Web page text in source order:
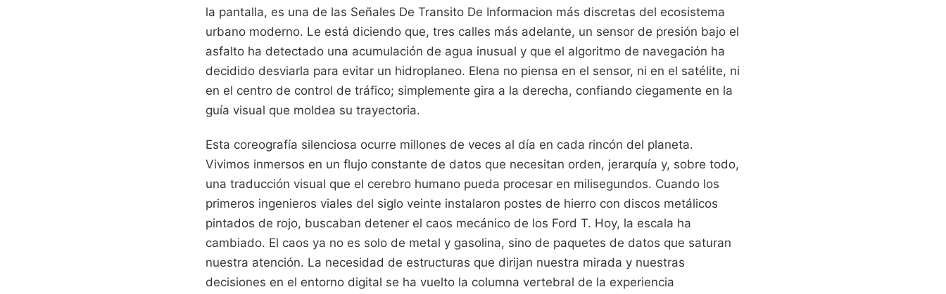
la pantalla, es una de las Señales De Transito De Informacion más discretas del ecosistema
urbano moderno. Le está diciendo que, tres calles más adelante, un sensor de presión bajo el
asfalto ha detectado una acumulación de agua inusual y que el algoritmo de navegación ha
decidido desviarla para evitar un hidroplaneo. Elena no piensa en el sensor, ni en el satélite, ni
en el centro de control de tráfico; simplemente gira a la derecha, confiando ciegamente en la
guía visual que moldea su trayectoria.
Esta coreografía silenciosa ocurre millones de veces al día en cada rincón del planeta.
Vivimos inmersos en un flujo constante de datos que necesitan orden, jerarquía y, sobre todo,
una traducción visual que el cerebro humano pueda procesar en milisegundos. Cuando los
primeros ingenieros viales del siglo veinte instalaron postes de hierro con discos metálicos
pintados de rojo, buscaban detener el caos mecánico de los Ford T. Hoy, la escala ha
cambiado. El caos ya no es solo de metal y gasolina, sino de paquetes de datos que saturan
nuestra atención. La necesidad de estructuras que dirijan nuestra mirada y nuestras
decisiones en el entorno digital se ha vuelto la columna vertebral de la experiencia